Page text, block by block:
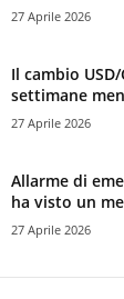
27 Aprile 2026
Il cambio
settimane
27 Aprile 2026
Allarme di
ha visto un
27 Aprile 2026